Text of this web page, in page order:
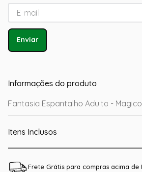
Enviar
Informações do produto
Fantasia Espantalho Adulto -
Itens Inclusos
Frete Grátis para compras acima de